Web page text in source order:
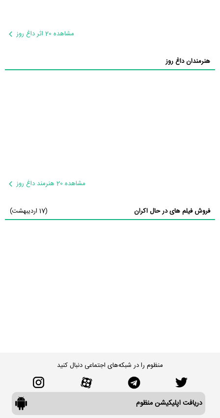
مشاهده 20 اثر داغ روز
هنرمندان داغ روز
مشاهده 20 هنرمند داغ روز
فروش فیلم های در حال اکران (17 اردیبهشت)
منظوم را در شبکه‌های اجتماعی دنبال کنید
دریافت اپلیکیشن منظوم